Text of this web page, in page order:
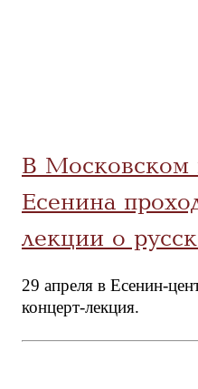
В Московском
Есенина
лекции о
29 апреля в Есенин-
концерт-лекция.